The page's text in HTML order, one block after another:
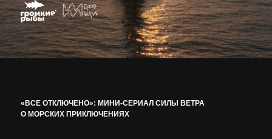
«ВСЕ ОТКЛЮЧЕНО»: МИНИ-СЕРИАЛ СИЛЫ ВЕТРА
О МОРСКИХ ПРИКЛЮЧЕНИЯХ